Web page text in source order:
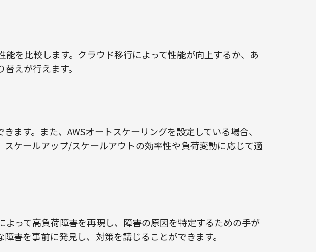
を比較します。クラウド移行によって性能が向上するか、あ
えが行えます。
ます。また、AWSオートスケーリングを設定している場合、
ケールアップ/スケールアウトの効率性や負荷変動に応じて適
って高負荷障害を再現し、障害の原因を特定するための手が
害を事前に発見し、対策を講じることができます。